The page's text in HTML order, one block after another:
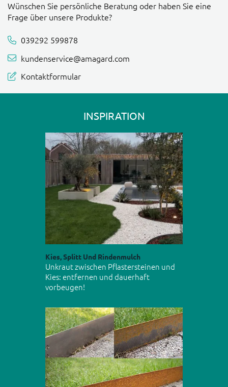
Wünschen Sie persönliche Beratung oder haben Sie eine
Frage über unsere Produkte?
039292 599878
kundenservice@amagard.com
Kontaktformular
INSPIRATION
Kies, Splitt Und Rindenmulch
Unkraut zwischen Pflastersteinen und
Kies: entfernen und dauerhaft
vorbeugen!